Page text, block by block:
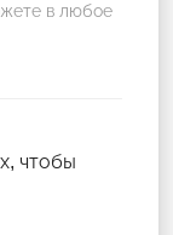
в любое
чтобы